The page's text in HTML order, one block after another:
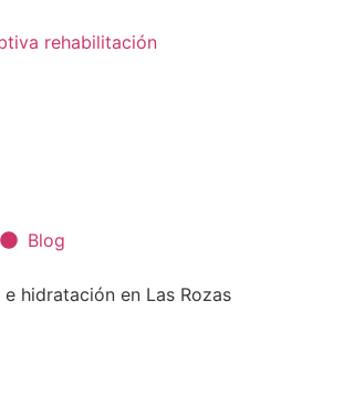
Blog